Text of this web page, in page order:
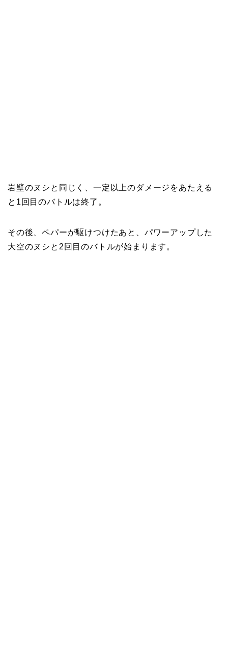
岩壁のヌシと同じく、一定以上のダメージをあたえる
と1回目のバトルは終了。
その後、ペパーが駆けつけたあと、パワーアップした
大空のヌシと2回目のバトルが始まります。